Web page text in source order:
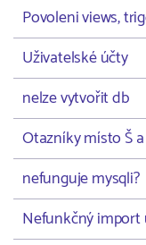
Povoleni views,
Uživatelské účty
nelze vytvořit db
Otazníky místo Š
nefunguje mysqli?
Nefunkčný